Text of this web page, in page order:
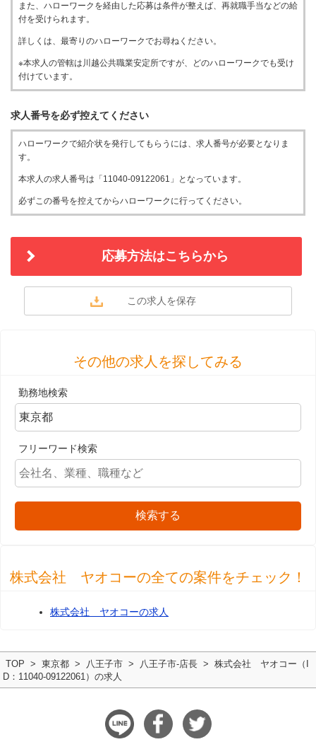
また、ハローワークを経由した応募は条件が整えば、再就職手当などの給
付を受けられます。
詳しくは、最寄りのハローワークでお尋ねください。
※本求人の管轄は川越公共職業安定所ですが、どのハローワークでも受け
付けています。
求人番号を必ず控えてください
ハローワークで紹介状を発行してもらうには、求人番号が必要となりま
す。
本求人の求人番号は「11040-09122061」となっています。
必ずこの番号を控えてからハローワークに行ってください。
応募方法はこちらから
その他の求人を探してみる
勤務地検索
フリーワード検索
検索する
株式会社 ヤオコーの全ての案件をチェック！
株式会社 ヤオコーの求人
TOP 東京都 八王子市 八王子市-店長
株式会社 ヤオコー（I
D：11040-09122061）の求人